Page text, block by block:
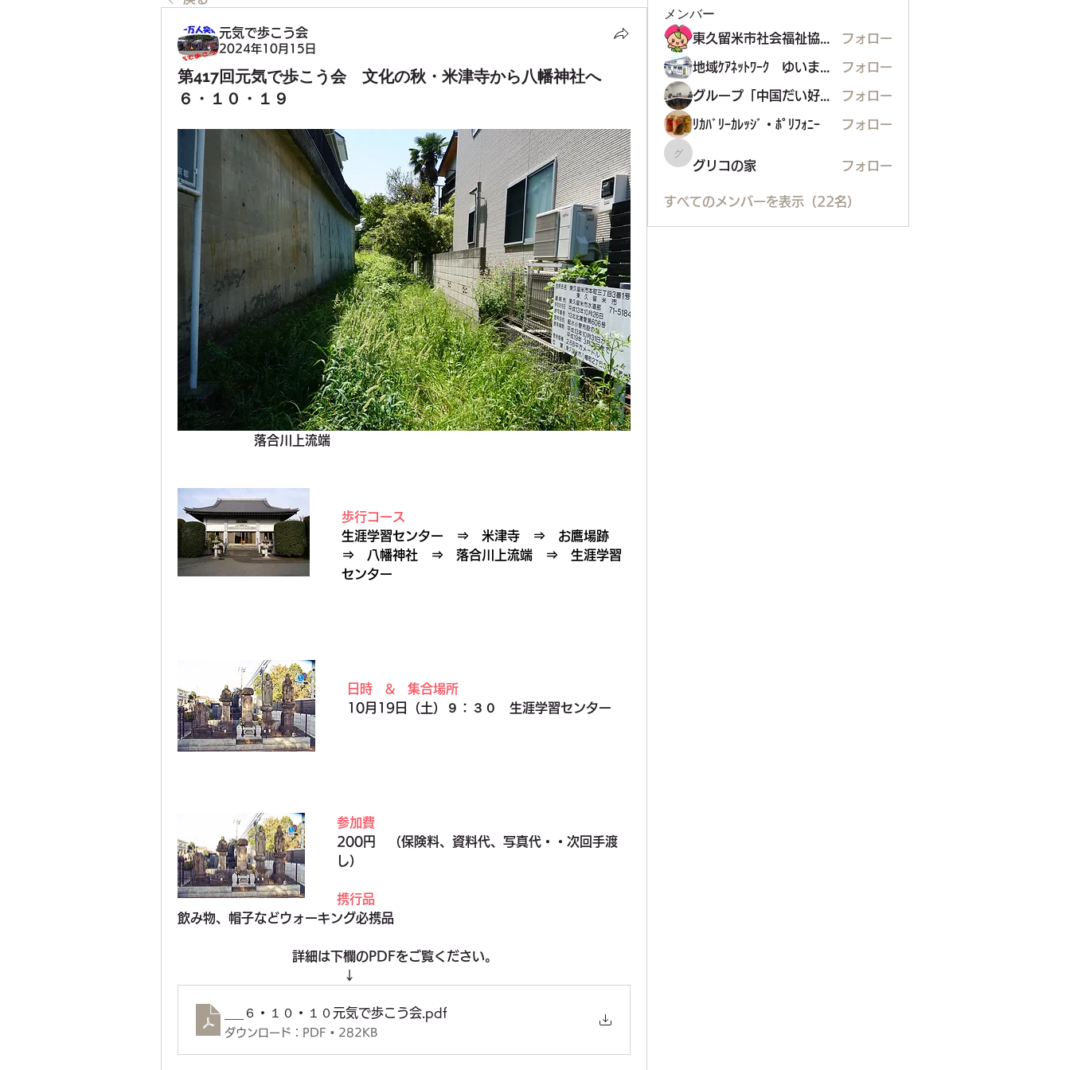
元気で歩こう会
2024年10月15日
第417回元気で歩こう会 文化の秋・米津寺から八幡神社へ
６・１０・１９
落合川上流端
歩行コース
生涯学習センター　⇒　米津寺　⇒　お鷹場跡
⇒　八幡神社　⇒　落合川上流端　⇒　生涯学習
センター
日時　&　集合場所
10月19日（土）９：３０　生涯学習センター
参加費
200円　（保険料、資料代、写真代・・次回手渡
し）
携行品
飲み物、帽子などウォーキング必携品
詳細は下欄のPDFをご覧ください。
↓
___６・１０・１０元気で歩こう会.pdf
ダウンロード：PDF • 282KB
メンバー
東久留米市社会福祉協議会 フォロー
フォロー
グループ「中国だい好き」 フォロー
ﾘｶﾊﾞﾘｰｶﾚｯｼﾞ・ﾎﾟﾘﾌｫﾆｰ フォロー
グリコの家
グリコの家 フォロー
すべてのメンバーを表示（22名）